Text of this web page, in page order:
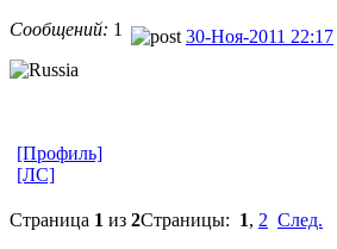
Сообщений: 1 30-Ноя-2011 22:17
[Профиль]
[ЛС]
Страница 1 из 2Страницы: 1, 2 След.